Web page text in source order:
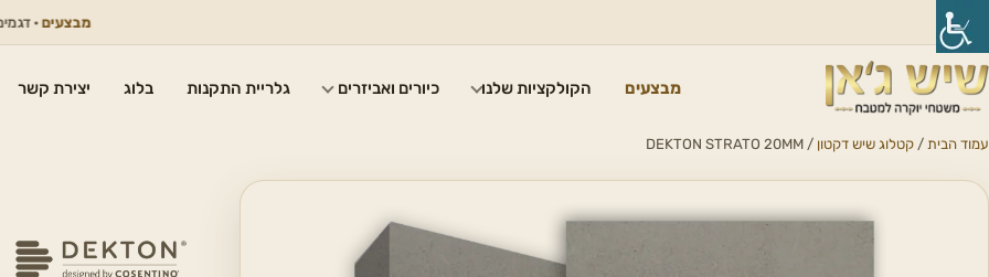
· דגמים
מבצעים הקולקציות שלנו כיורים ואביזרים גלריית התקנות בלוג יצירת קשר
עמוד הבית / קטלוג שיש דקטון / DEKTON STRATO 20MM